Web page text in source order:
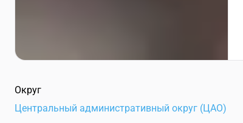
Округ
Центральный административный округ (ЦАО)